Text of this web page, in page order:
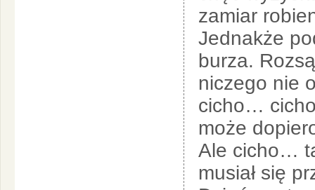
zamiar
Jednakże
burza.
niczego nie
cicho…
może
Ale cicho…
musiał się